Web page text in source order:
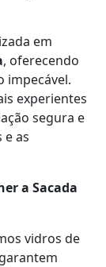
em
, oferecendo
impecável.
experientes
segura e
as
a Sacada
vidros de